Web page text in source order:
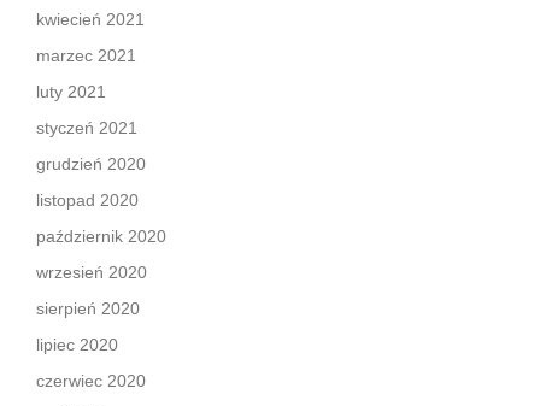
kwiecień 2021
marzec 2021
luty 2021
styczeń 2021
grudzień 2020
listopad 2020
październik 2020
wrzesień 2020
sierpień 2020
lipiec 2020
czerwiec 2020